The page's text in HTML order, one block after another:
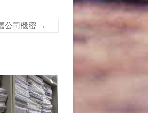
公司機密 →